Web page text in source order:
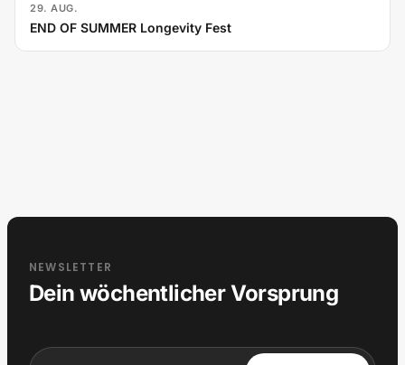
29. AUG.
END OF SUMMER Longevity Fest
NEWSLETTER
Dein wöchentlicher Vorsprung